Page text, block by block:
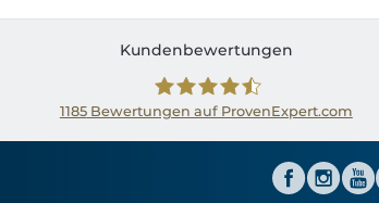
Kundenbewertungen
1185Bewertungen auf ProvenExpert.com